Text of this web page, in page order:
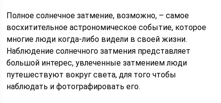
Полное солнечное затмение, возможно, – самое
восхитительное астрономическое событие, которое
многие люди когда-либо видели в своей жизни.
Наблюдение солнечного затмения представляет
большой интерес, увлеченные затмением люди
путешествуют вокруг света, для того чтобы
наблюдать и фотографировать его.